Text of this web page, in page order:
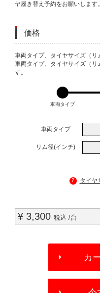
ヤ履き替え予約をお願いします。
価格
VARIATIONS
車両タイプ、タイヤサイズ（リ
車両タイプ、タイヤサイズ（リ
す。
車両タイプ
車両タイプ
リム径(インチ)
? タイヤ
¥ 3,300 税込 /台
OPTIONS
カ